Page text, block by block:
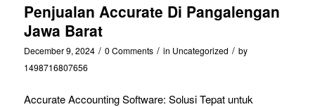
Penjualan Accurate Di Pangalengan
Jawa Barat
December 9, 2024 / 0 Comments / in Uncategorized / by
1498716807656
Accurate Accounting Software: Solusi Tepat untuk